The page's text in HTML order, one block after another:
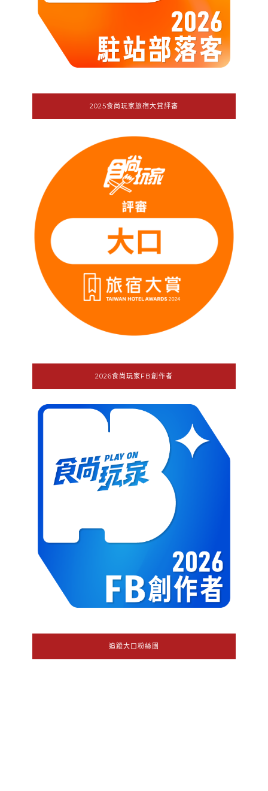
2025食尚玩家旅宿大賞評審
2026食尚玩家FB創作者
追蹤大口粉絲團